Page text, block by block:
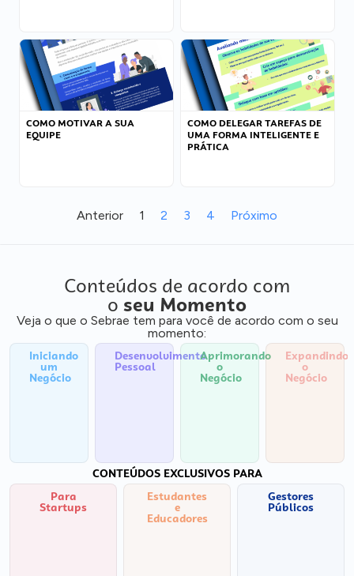
COMO MOTIVAR A SUA
EQUIPE
COMO DELEGAR TAREFAS DE
UMA FORMA INTELIGENTE E
PRÁTICA
Anterior 1 2 3 4 Próximo
Conteúdos de acordo com
o seu Momento
Veja o que o Sebrae tem para você de acordo com o seu
momento:
Iniciando
um
Negócio
Desenvolvimento
Pessoal
Aprimorando
o
Negócio
Expandindo
o
Negócio
CONTEÚDOS EXCLUSIVOS PARA
Para
Startups
Estudantes
e
Educadores
Gestores
Públicos